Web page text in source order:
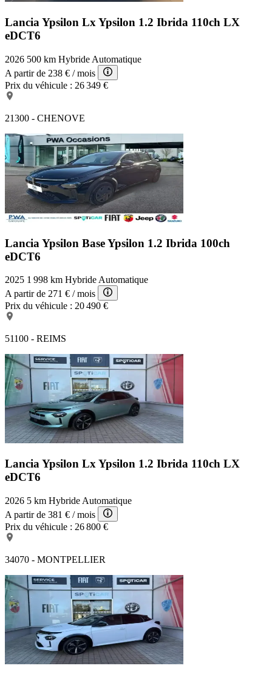
Lancia Ypsilon Lx Ypsilon 1.2 Ibrida 110ch LX
eDCT6
2026 500 km Hybride Automatique
A partir de 238 € / mois
Prix du véhicule : 26 349 €
21300 - CHENOVE
Lancia Ypsilon BaseYpsilon 1.2 Ibrida 100ch
eDCT6
2025 1 998 km Hybride Automatique
A partir de 271 € / mois
Prix du véhicule : 20 490 €
51100 - REIMS
Lancia Ypsilon Lx Ypsilon 1.2 Ibrida 110ch LX
eDCT6
2026 5 km Hybride Automatique
A partir de 381 € / mois
Prix du véhicule : 26 800 €
34070 - MONTPELLIER